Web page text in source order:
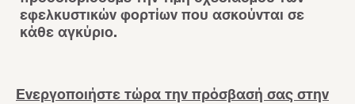
εφελκυστικών φορτίων που ασκούνται σε
κάθε αγκύριο.
Ενεργοποιήστε τώρα την πρόσβασή σας στην